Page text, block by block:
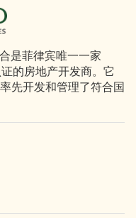
是菲律宾唯一一家
的房地产开发商。它
先开发和管理了符合国